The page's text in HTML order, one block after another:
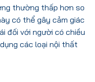
thường thấp hơn so
có thể gây cảm giác
đối với người có chiều
các loại nội thất